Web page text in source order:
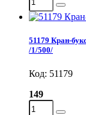
51179 Кран-
/1/500/
Код: 51179
149